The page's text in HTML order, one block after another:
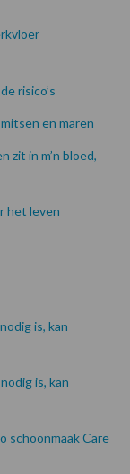
risico’s
en maren
zit in m’n bloed,
het leven
is, kan
is, kan
schoonmaak Care